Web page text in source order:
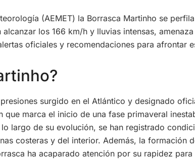
(AEMET) la Borrasca Martinho se
los 166 km/h y lluvias intensas,
oficiales y recomendaciones para afrontar
surgido en el Atlántico y designado
que marca el inicio de una fase primaveral
largo de su evolución, se han registrado
costeras y del interior. Además, la formación
ha acaparado atención por su rapidez